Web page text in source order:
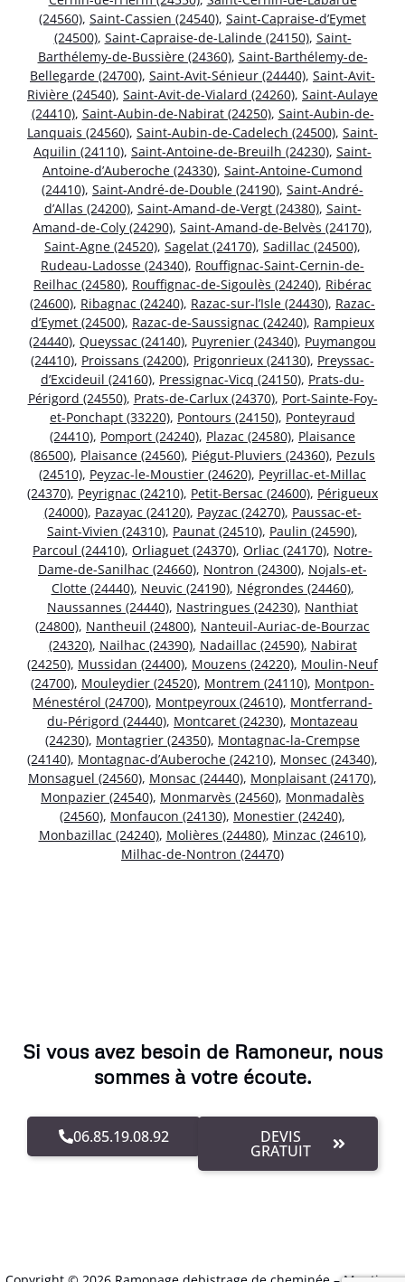
(24560), Saint-Cassien (24540), Saint-Capraise-d’Eymet
(24500), Saint-Capraise-de-Lalinde (24150), Saint-
Barthélemy-de-Bussière (24360), Saint-Barthélemy-de-
Bellegarde (24700), Saint-Avit-Sénieur (24440), Saint-Avit-
Rivière (24540), Saint-Avit-de-Vialard (24260), Saint-Aulaye
(24410), Saint-Aubin-de-Nabirat (24250), Saint-Aubin-de-
Lanquais (24560), Saint-Aubin-de-Cadelech (24500), Saint-
Aquilin (24110), Saint-Antoine-de-Breuilh (24230), Saint-
Antoine-d’Auberoche (24330), Saint-Antoine-Cumond
(24410), Saint-André-de-Double (24190), Saint-André-
d’Allas (24200), Saint-Amand-de-Vergt (24380), Saint-
Amand-de-Coly (24290), Saint-Amand-de-Belvès (24170),
Saint-Agne (24520), Sagelat (24170), Sadillac (24500),
Rudeau-Ladosse (24340), Rouffignac-Saint-Cernin-de-
Reilhac (24580), Rouffignac-de-Sigoulès (24240), Ribérac
(24600), Ribagnac (24240), Razac-sur-l’Isle (24430), Razac-
d’Eymet (24500), Razac-de-Saussignac (24240), Rampieux
(24440), Queyssac (24140), Puyrenier (24340), Puymangou
(24410), Proissans (24200), Prigonrieux (24130), Preyssac-
d’Excideuil (24160), Pressignac-Vicq (24150), Prats-du-
Périgord (24550), Prats-de-Carlux (24370), Port-Sainte-Foy-
et-Ponchapt (33220), Pontours (24150), Ponteyraud
(24410), Pomport (24240), Plazac (24580), Plaisance
(86500), Plaisance (24560), Piégut-Pluviers (24360), Pezuls
(24510), Peyzac-le-Moustier (24620), Peyrillac-et-Millac
(24370), Peyrignac (24210), Petit-Bersac (24600), Périgueux
(24000), Pazayac (24120), Payzac (24270), Paussac-et-
Saint-Vivien (24310), Paunat (24510), Paulin (24590),
Parcoul (24410), Orliaguet (24370), Orliac (24170), Notre-
Dame-de-Sanilhac (24660), Nontron (24300), Nojals-et-
Clotte (24440), Neuvic (24190), Négrondes (24460),
Naussannes (24440), Nastringues (24230), Nanthiat
(24800), Nantheuil (24800), Nanteuil-Auriac-de-Bourzac
(24320), Nailhac (24390), Nadaillac (24590), Nabirat
(24250), Mussidan (24400), Mouzens (24220), Moulin-Neuf
(24700), Mouleydier (24520), Montrem (24110), Montpon-
Ménestérol (24700), Montpeyroux (24610), Montferrand-
du-Périgord (24440), Montcaret (24230), Montazeau
(24230), Montagrier (24350), Montagnac-la-Crempse
(24140), Montagnac-d’Auberoche (24210), Monsec (24340),
Monsaguel (24560), Monsac (24440), Monplaisant (24170),
Monpazier (24540), Monmarvès (24560), Monmadalès
(24560), Monfaucon (24130), Monestier (24240),
Monbazillac (24240), Molières (24480), Minzac (24610),
Milhac-de-Nontron (24470)
Si vous avez besoin de Ramoneur, nous
sommes à votre écoute.
06.85.19.08.92 DEVIS
GRATUIT